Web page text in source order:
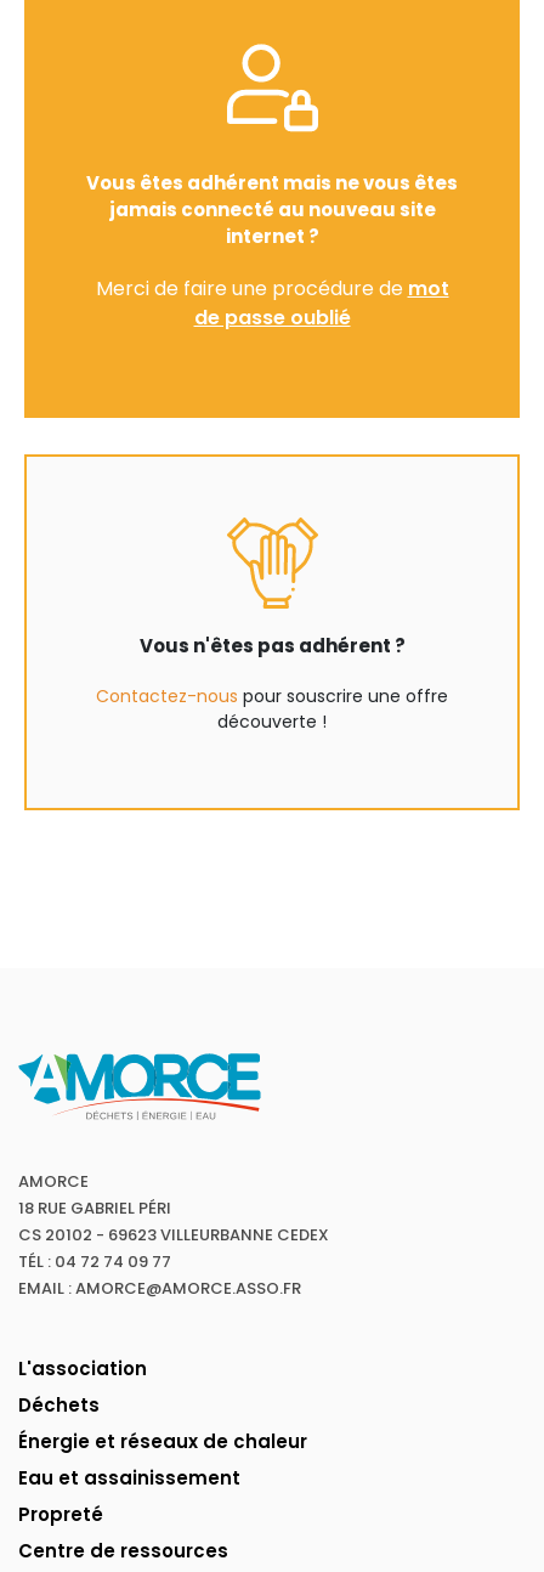
Vous êtes adhérent mais ne vous êtes
jamais connecté au nouveau site
internet ?
Merci de faire une procédure de mot
de passe oublié
Vous n'êtes pas adhérent ?
Contactez-nous pour souscrire une offre
découverte !
AMORCE
18 RUE GABRIEL PÉRI
CS 20102 - 69623 VILLEURBANNE CEDEX
TÉL : 04 72 74 09 77
EMAIL : AMORCE@AMORCE.ASSO.FR
L'association
Déchets
Énergie et réseaux de chaleur
Eau et assainissement
Propreté
Centre de ressources